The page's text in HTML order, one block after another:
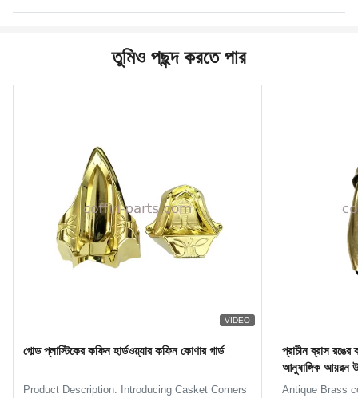
তুমিও পছন্দ করতে পার
VIDEO
গোল্ড প্লাস্টিকের কফিন হার্ডওয়্যার কফিন কোণার গার্ড
Product Description: Introducing Casket Corners
প্রাচীন ব্রাস রঙের
আনুষাঙ্গিক আয়রন
Antique Brass